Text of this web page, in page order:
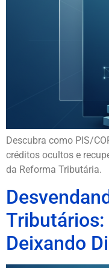
Descubra como PIS/
créditos ocultos e
da Reforma Tributária.
Tributários:
Deixando